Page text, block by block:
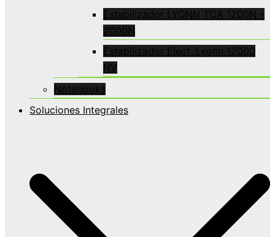
Estabilizador LYONN TCA 1200N –
2000N
Estabilizador Elect. Lyonn 12000
NV
Notebooks
Soluciones Integrales